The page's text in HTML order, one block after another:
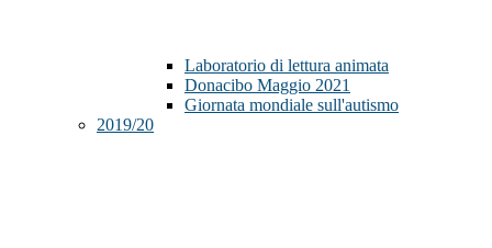
Laboratorio di lettura animata
Donacibo Maggio 2021
Giornata mondiale sull'autismo
2019/20